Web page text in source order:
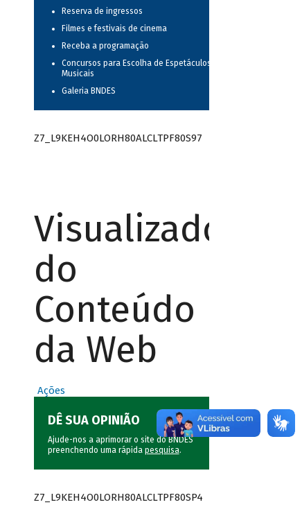
Reserva de ingressos
Filmes e festivais de cinema
Receba a programação
Concursos para Escolha de Espetáculos
Musicais
Galeria BNDES
Z7_L9KEH4O0LORH80ALCLTPF80S97
Visualizador
do
Conteúdo
da Web
Ações
DÊ SUA OPINIÃO
Ajude-nos a aprimorar o site do BNDES
preenchendo uma rápida pesquisa.
Z7_L9KEH4O0LORH80ALCLTPF80SP4